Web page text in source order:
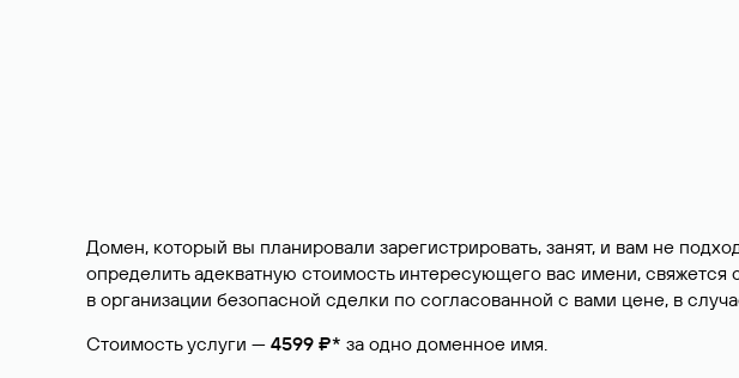
Домен, который вы планировали зарегистрировать, занят, и вам не
определить адекватную стоимость интересующего вас имени,
в организации безопасной сделки по согласованной с вами цене, в
Стоимость услуги — 4599 ₽* за одно доменное имя.